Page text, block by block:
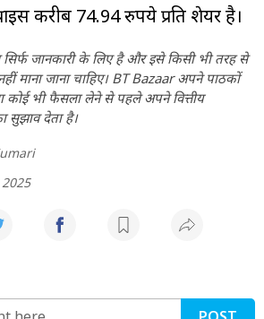
करीब 74.94 रुपये प्रति शेयर है।
जानकारी के लिए है और इसे किसी भी तरह से
माना जाना चाहिए। BT Bazaar अपने पाठकों
कोई भी फैसला लेने से पहले अपने वित्तीय
सुझाव देता है।